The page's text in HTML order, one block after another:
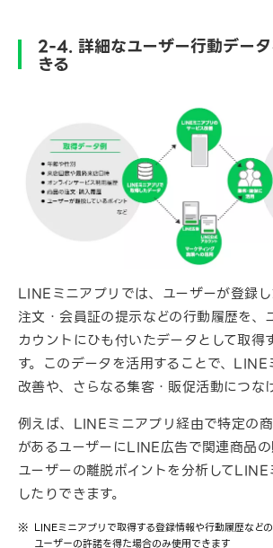
2-4. 詳細なユーザー行動デー
きる
LINEミニアプリでは、ユーザーが登録し
注文・会員証の提示などの行動履歴を、
カウントにひも付いたデータとして取得
す。このデータを活用することで、
改善や、さらなる集客・販促活動につな
例えば、LINEミニアプリ経由で特定の
があるユーザーにLINE広告で関連商品の
ユーザーの離脱ポイントを分析して
したりできます。
LINEミニアプリで取得する登録情報や行動履歴など
ユーザーの許諾を得た場合のみ使用できます